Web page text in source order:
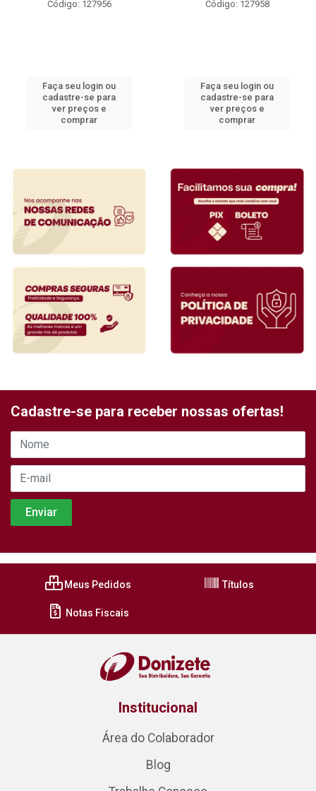
Código: 127956
Faça seu login ou
cadastre-se para
ver preços e
comprar
Código: 127958
Faça seu login ou
cadastre-se para
ver preços e
comprar
Cadastre-se para receber nossas ofertas!
Meus Pedidos Títulos
Notas Fiscais
Institucional
Área do Colaborador
Blog